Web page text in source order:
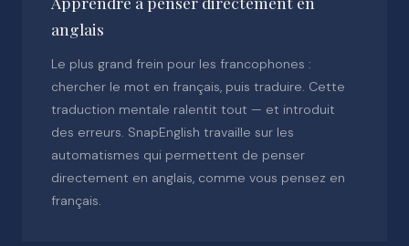
anglais
Le plus grand frein pour les francophones :
chercher le mot en français, puis traduire. Cette
traduction mentale ralentit tout — et introduit
des erreurs. SnapEnglish travaille sur les
automatismes qui permettent de penser
directement en anglais, comme vous pensez en
français.